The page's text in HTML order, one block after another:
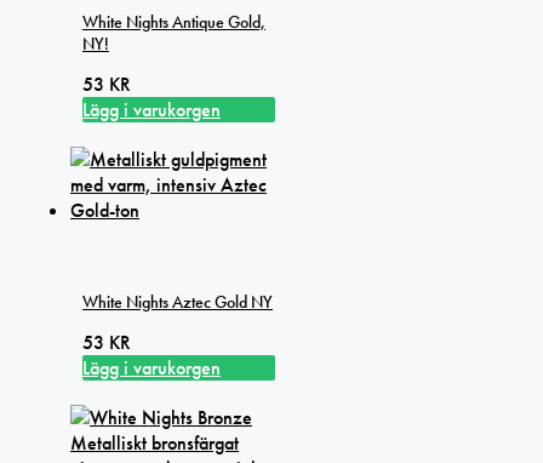
White Nights Antique Gold,
NY!
53 KR
Lägg i varukorgen
White Nights Aztec Gold NY
53 KR
Lägg i varukorgen